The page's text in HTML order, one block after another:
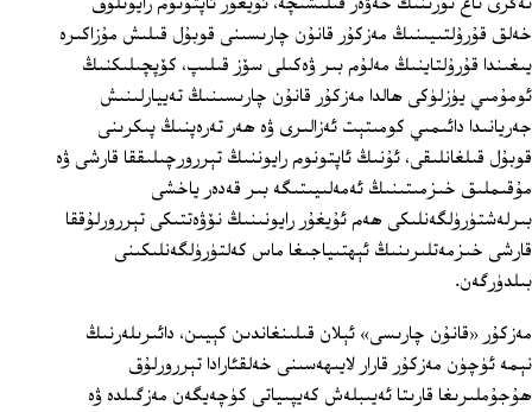
خەلق قۇرۇلتىيىنىڭ مەزكۇر قانۇن چارىسىنى قوبۇل قىلىش مۇزاكىرە
يىغىندا قۇرۇلتاينىڭ مەلۇم بىر ۋەكىلى سۆز قىلىپ، كۆپچىلىكنىڭ
ئومۇمىي يۈزلۈكى ھالدا مەزكۇر قانۇن چارىسىنىڭ تەييارلىنىش
جەريانىدا دائىمىي كومىتېت ئەزالىرى ۋە ھەر تەرەپنىڭ پىكرىنى
قوبۇل قىلغانلىقى، ئۇنىڭ ئاپتونوم رايوننىڭ تېررورچىلىققا قارشى ۋە
مۇقىملىق خىزمىتىنىڭ ئەمەلىيىتىگە بىر قەدەر ياخشى
بىرلەشتۈرۈلگەنلىكى ھەم ئۇيغۇر رايونىنىڭ نۆۋەتتىكى تېررورلۇققا
قارشى خىزمەتلىرىنىڭ ئېھتىياجىغا ماس كەلتۈرۈلگەنلىكىنى
بىلدۈرگەن.
مەزكۇر «قانۇن چارىسى» ئېلان قىلىنغاندىن كېيىن، دائىرىلەرنىڭ
نېمە ئۈچۈن مەزكۇر قارار لايىھەسىنى خەلقئارادا تېررورلۇق
ھۇجۇملىرىغا قارىتا ئەيىبلەش كەيپىياتى كۈچەيگەن مەزگىلدە ۋە